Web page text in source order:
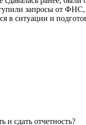
запросы от
в ситуации и
и сдать отчетность?